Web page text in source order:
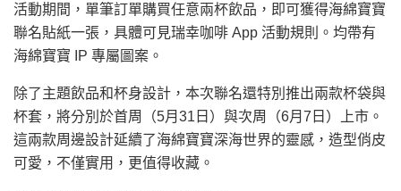
活動期間，單筆訂單購買任意兩杯飲品，即可獲得海綿寶寶
聯名貼紙一張，具體可見瑞幸咖啡 App 活動規則。均帶有
海綿寶寶 IP 專屬圖案。
除了主題飲品和杯身設計，本次聯名還特別推出兩款杯袋與
杯套，將分別於首周（5月31日）與次周（6月7日）上市。
這兩款周邊設計延續了海綿寶寶深海世界的靈感，造型俏皮
可愛，不僅實用，更值得收藏。